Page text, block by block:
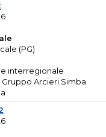
(PG)
interregionale
Gruppo Arcieri Simba